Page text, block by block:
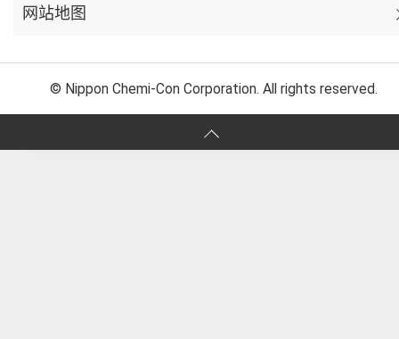
网站地图
© Nippon Chemi-Con Corporation. All rights reserved.